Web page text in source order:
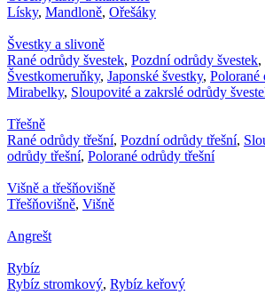
Lísky, Mandloně, Ořešáky
Švestky a slivoně
Rané odrůdy švestek, Pozdní odrůdy švestek,
Švestkomeruňky, Japonské švestky, Polorané
Mirabelky, Sloupovité a zakrslé odrůdy
Třešně
Rané odrůdy třešní, Pozdní odrůdy třešní,
odrůdy třešní, Polorané odrůdy třešní
Višně a třešňovišně
Třešňovišně, Višně
Angrešt
Rybíz
Rybíz stromkový, Rybíz keřový